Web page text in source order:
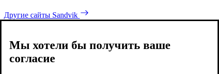
Другие сайты Sandvik
Мы хотели бы получить ваше
согласие